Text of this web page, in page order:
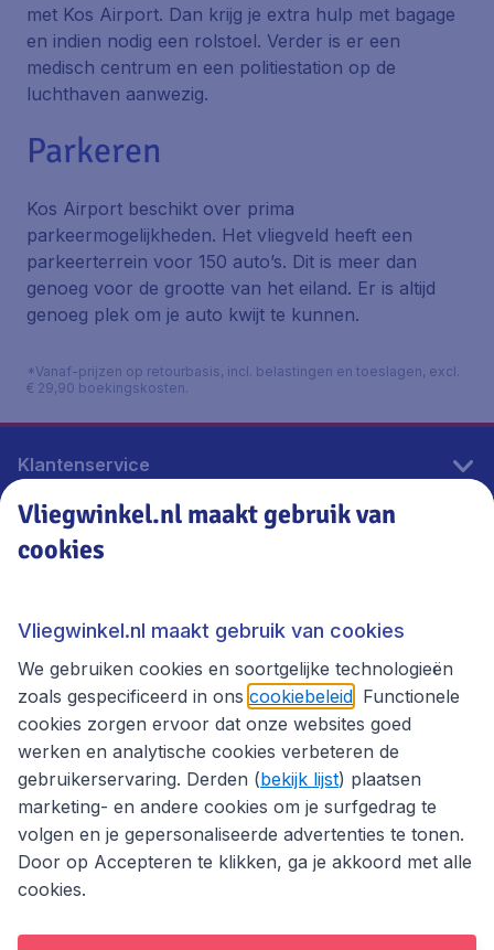
met Kos Airport. Dan krijg je extra hulp met bagage
en indien nodig een rolstoel. Verder is er een
medisch centrum en een politiestation op de
luchthaven aanwezig.
Parkeren
Kos Airport beschikt over prima
parkeermogelijkheden. Het vliegveld heeft een
parkeerterrein voor 150 auto’s. Dit is meer dan
genoeg voor de grootte van het eiland. Er is altijd
genoeg plek om je auto kwijt te kunnen.
*Vanaf-prijzen op retourbasis, incl. belastingen en toeslagen, excl.
€ 29,90 boekingskosten.
Klantenservice
Vliegwinkel.nl
Thema's
Vliegwinkel.nl maakt gebruik van
cookies
Vliegwinkel.nl maakt gebruik van cookies
We gebruiken cookies en soortgelijke technologieën
zoals gespecificeerd in ons cookiebeleid . Functionele
cookies zorgen ervoor dat onze websites goed
werken en analytische cookies verbeteren de
gebruikerservaring. Derden (bekijk lijst) plaatsen
marketing- en andere cookies om je surfgedrag te
volgen en je gepersonaliseerde advertenties te tonen.
Door op Accepteren te klikken, ga je akkoord met alle
cookies.